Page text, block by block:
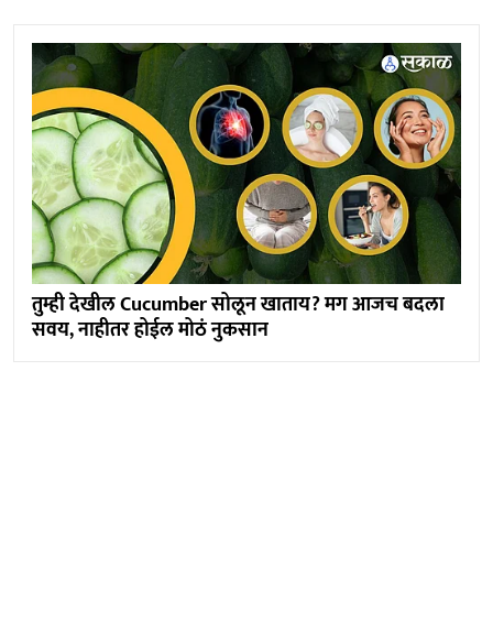
तुम्ही देखील Cucumber सोलून खाताय? मग आजच बदला
सवय, नाहीतर होईल मोठं नुकसान